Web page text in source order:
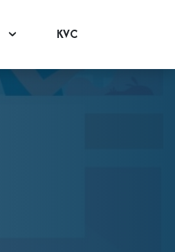
KVC